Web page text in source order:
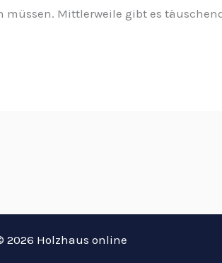
müssen. Mittlerweile gibt es
2026 Holzhaus online